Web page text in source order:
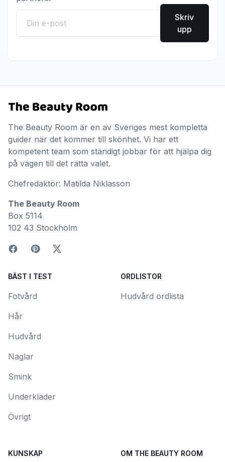
Skriv
upp
The Beauty Room är en av Sveriges mest kompletta
guider när det kommer till skönhet. Vi har ett
kompetent team som ständigt jobbar för att hjälpa dig
på vägen till det rätta valet.
Chefredaktör: Matilda Niklasson
The Beauty Room
Box 5114
102 43 Stockholm
BÄST I TEST
Fotvård
Hår
Hudvård
Naglar
Smink
Underkläder
Övrigt
ORDLISTOR
Hudvård ordlista
KUNSKAP OM THE BEAUTY ROOM